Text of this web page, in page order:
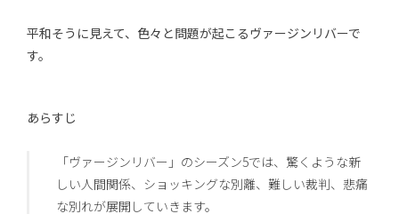
平和そうに見えて、色々と問題が起こるヴァージンリバーで
す。
あらすじ
「ヴァージンリバー」のシーズン5では、驚くような新
しい人間関係、ショッキングな別離、難しい裁判、悲痛
な別れが展開していきます。